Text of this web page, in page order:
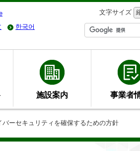
文字サイズ
한국어
施設案内 事業者
バーセキュリティを確保するための方針